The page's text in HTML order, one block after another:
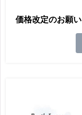
価格改定のお願い